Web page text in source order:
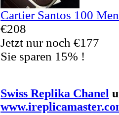
Cartier Santos 100
€208
Jetzt nur noch €177
Sie sparen 15% !
Swiss Replika Chanel